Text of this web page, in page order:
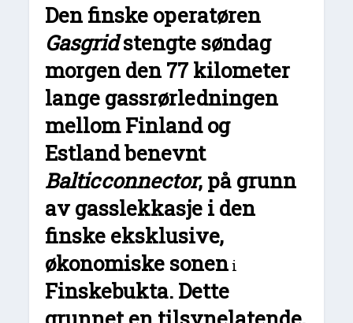
Den finske operatøren
Gasgridstengte søndag
morgen den 77 kilometer
lange gassrørledningen
mellom Finland og
Estland benevnt
Balticconnector, på grunn
av gasslekkasje i den
finske eksklusive,
økonomiske sonen i
Finskebukta. Dette